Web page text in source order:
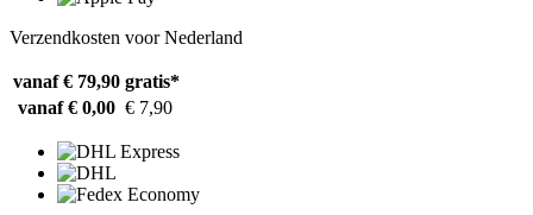
Verzendkosten voor Nederland
vanaf € 79,90 gratis*
vanaf € 0,00 € 7,90